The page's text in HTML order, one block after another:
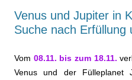
Venus und Jupiter in
Suche nach Erfüllung
Vom 08.11. bis zum 18.11.
Venus und der Fülleplanet